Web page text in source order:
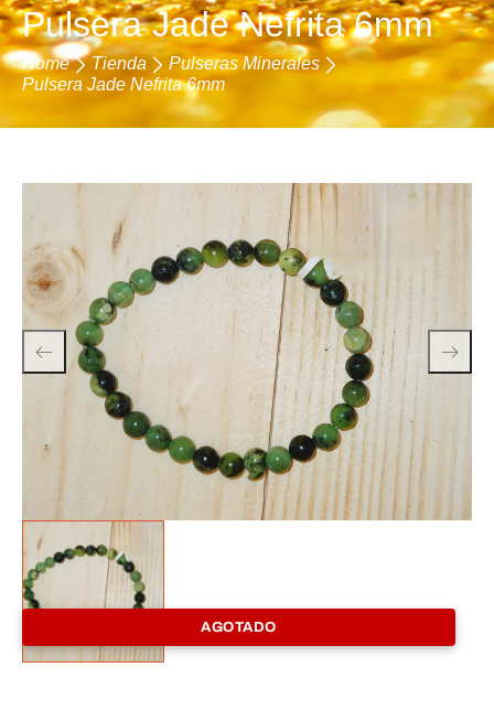
Pulsera Jade Nefrita 6mm
Home Tienda
Pulseras Minerales
Pulsera Jade Nefrita 6mm
AGOTADO